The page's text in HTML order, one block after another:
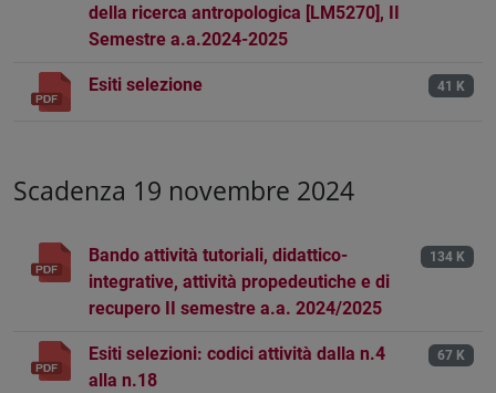
della ricerca antropologica [LM5270], II
Semestre a.a.2024-2025
Esiti selezione 41 K
Scadenza 19 novembre 2024
Bando attività tutoriali, didattico-
integrative, attività propedeutiche e di
recupero II semestre a.a. 2024/2025
134 K
Esiti selezioni: codici attività dalla n.4
alla n.18
67 K